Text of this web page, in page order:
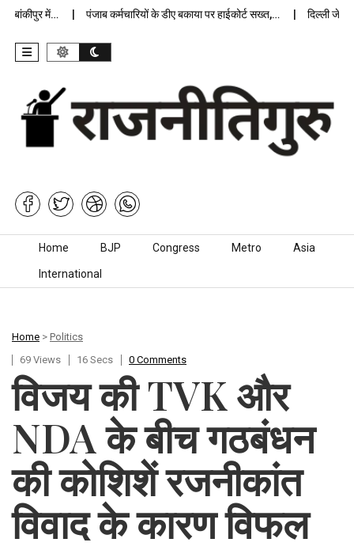
में… पंजाब कर्मचारियों के डीए बकाया पर हाईकोर्ट सख्त,… दिल्ली जेलों में
Skip to content
Home BJP Congress Metro Asia
International
Home > Politics
69 Views
16 Secs 0 Comments
विजय की TVK और
NDA के बीच गठबंधन
की कोशिशें रजनीकांत
विवाद के कारण विफल